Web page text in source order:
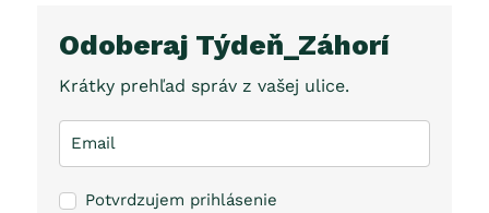
Odoberaj Týdeň_Záhorí
Krátky prehľad správ z vašej ulice.
Potvrdzujem prihlásenie